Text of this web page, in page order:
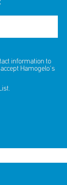
information to
Hamogelo's